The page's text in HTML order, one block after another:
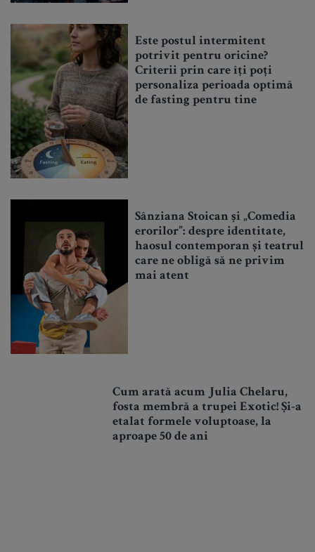
Este postul intermitent
potrivit pentru oricine?
Criterii prin care îți poți
personaliza perioada optimă
de fasting pentru tine
Sânziana Stoican și „Comedia
erorilor”: despre identitate,
haosul contemporan și teatrul
care ne obligă să ne privim
mai atent
Cum arată acum Julia Chelaru,
fosta membră a trupei Exotic! Și-a
etalat formele voluptoase, la
aproape 50 de ani